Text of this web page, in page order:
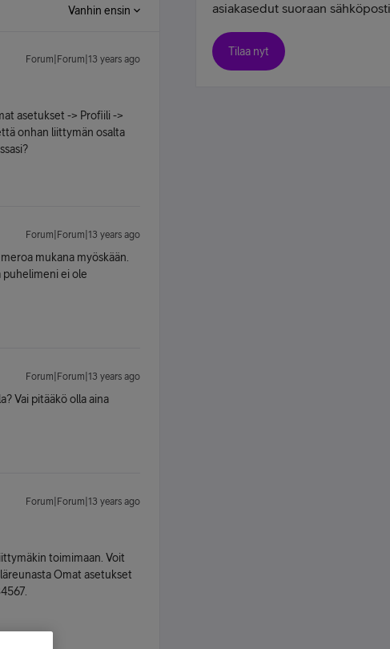
Vanhin ensin
Forum|Forum|13 years ago
asetukset -> Profiili ->
onhan liittymän osalta
Forum|Forum|13 years ago
mukana myöskään.
puhelimeni ei ole
Forum|Forum|13 years ago
Vai pitääkö olla aina
Forum|Forum|13 years ago
toimimaan. Voit
Omat asetukset
asiakasedut suoraan
Tilaa nyt